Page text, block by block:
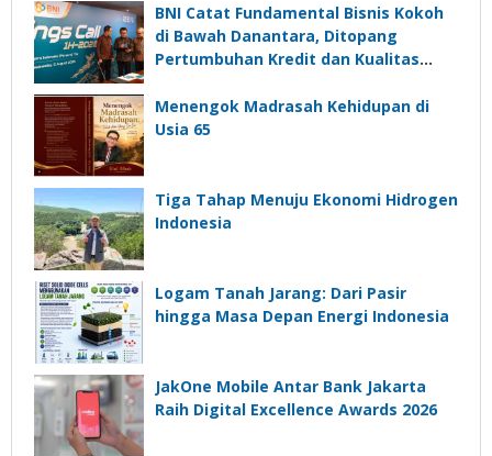
BNI Catat Fundamental Bisnis Kokoh
di Bawah Danantara, Ditopang
Pertumbuhan Kredit dan Kualitas
Menengok Madrasah Kehidupan di
Usia 65
Tiga Tahap Menuju Ekonomi Hidrogen
Indonesia
Logam Tanah Jarang: Dari Pasir
hingga Masa Depan Energi Indonesia
JakOne Mobile Antar Bank Jakarta
Raih Digital Excellence Awards 2026